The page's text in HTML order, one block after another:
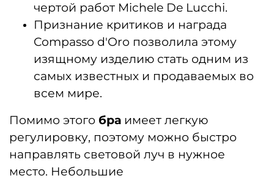
чертой работ Michele De Lucchi.
Признание критиков и награда
Compasso d'Oro позволила этому
изящному изделию стать одним из
самых известных и продаваемых во
всем мире.
Помимо этого бра имеет легкую
регулировку, поэтому можно быстро
направлять световой луч в нужное
место. Небольшие